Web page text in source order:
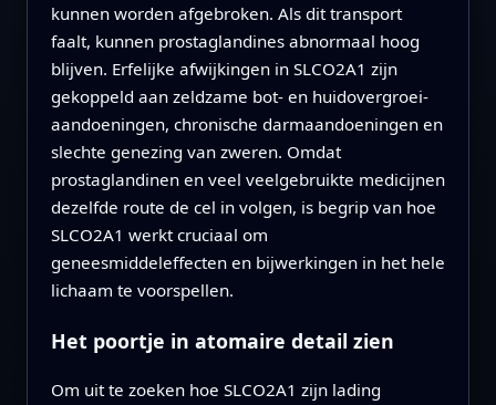
kunnen worden afgebroken. Als dit transport
faalt, kunnen prostaglandines abnormaal hoog
blijven. Erfelijke afwijkingen in SLCO2A1 zijn
gekoppeld aan zeldzame bot- en huidovergroei-
aandoeningen, chronische darmaandoeningen en
slechte genezing van zweren. Omdat
prostaglandinen en veel veelgebruikte medicijnen
dezelfde route de cel in volgen, is begrip van hoe
SLCO2A1 werkt cruciaal om
geneesmiddeleffecten en bijwerkingen in het hele
lichaam te voorspellen.
Het poortje in atomaire detail zien
Om uit te zoeken hoe SLCO2A1 zijn lading